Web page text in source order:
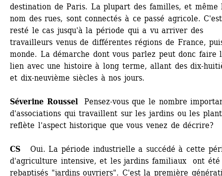
destination de Paris. La plupart des familles, et même
nom des rues, sont connectés à ce passé agricole. C'est
resté le cas jusqu'à la période qui a vu arriver des
travailleurs venus de différentes régions de France,
monde. La démarche dont vous parlez peut donc faire
lien avec une histoire à long terme, allant des dix-
et dix-neuvième siècles à nos jours.
Séverine RousselPensez-vous que le nombre
d'associations qui travaillent sur les jardins ou les
reflète l'aspect historique que vous venez de décrire?
CS
Oui. La période industrielle a succédé à cette
d'agriculture intensive, et les jardins familiaux ont été
rebaptisés "jardins ouvriers". C'est la première